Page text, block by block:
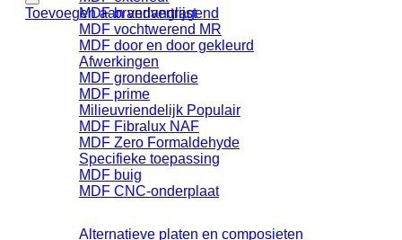
MDF brandvertragend
MDF vochtwerend MR
MDF door en door gekleurd
Afwerkingen
MDF grondeerfolie
MDF prime
Milieuvriendelijk
MDF Fibralux NAF
MDF Zero Formaldehyde
Specifieke toepassing
MDF buig
MDF CNC-onderplaat
Alternatieve platen en composieten
Toevoegen aan verlanglijst